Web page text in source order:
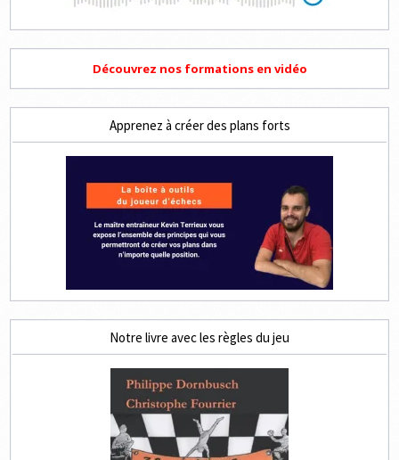
Découvrez nos formations en vidéo
Apprenez à créer des plans forts
Notre livre avec les règles du jeu